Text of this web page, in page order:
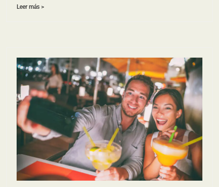
Leer más >